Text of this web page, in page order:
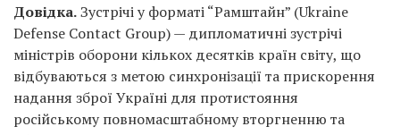
Довідка.Зустрічі у форматі “Рамштайн” (Ukraine
Defense Contact Group) — дипломатичні зустрічі
міністрів оборони кількох десятків країн світу, що
відбуваються з метою синхронізації та прискорення
надання зброї Україні для протистояння
російському повномасштабному вторгненню та